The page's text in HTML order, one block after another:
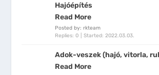
Hajóépítés
Read More
Posted by: rkteam
Replies: 0
Started:2022.03.03.
Adok-veszek (hajó, vitorla,
Read More